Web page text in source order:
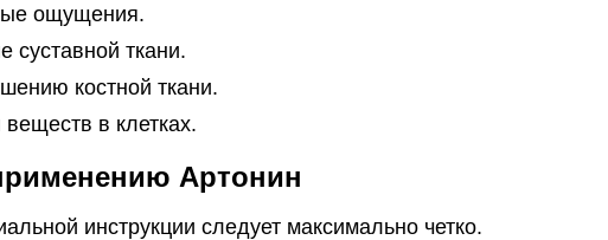
ощущения.
суставной ткани.
костной ткани.
в клетках.
Артонин
инструкции следует максимально четко.